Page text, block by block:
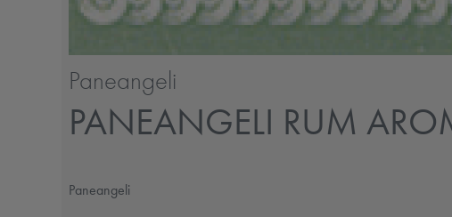
Paneangeli
PANEANGELI RUM
Paneangeli